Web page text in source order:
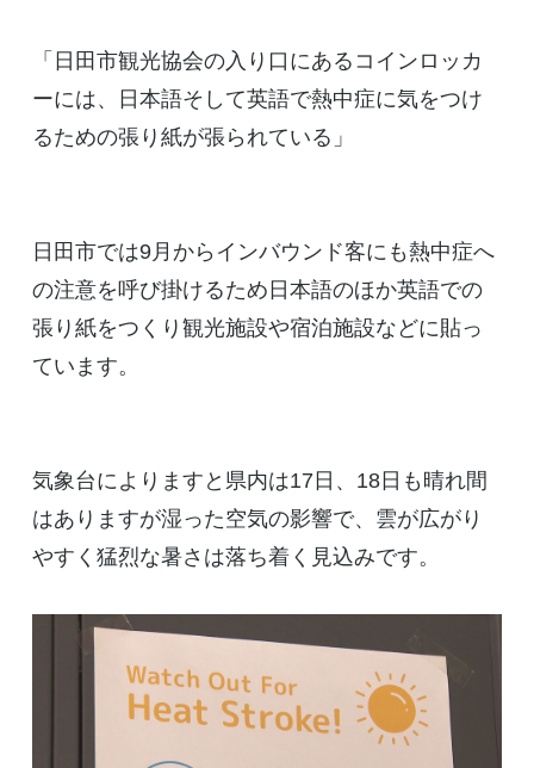
「日田市観光協会の入り口にあるコインロッカ
ーには、日本語そして英語で熱中症に気をつけ
るための張り紙が張られている」
日田市では9月からインバウンド客にも熱中症へ
の注意を呼び掛けるため日本語のほか英語での
張り紙をつくり観光施設や宿泊施設などに貼っ
ています。
気象台によりますと県内は17日、18日も晴れ間
はありますが湿った空気の影響で、雲が広がり
やすく猛烈な暑さは落ち着く見込みです。